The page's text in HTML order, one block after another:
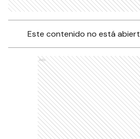
Este contenido no está
Ads